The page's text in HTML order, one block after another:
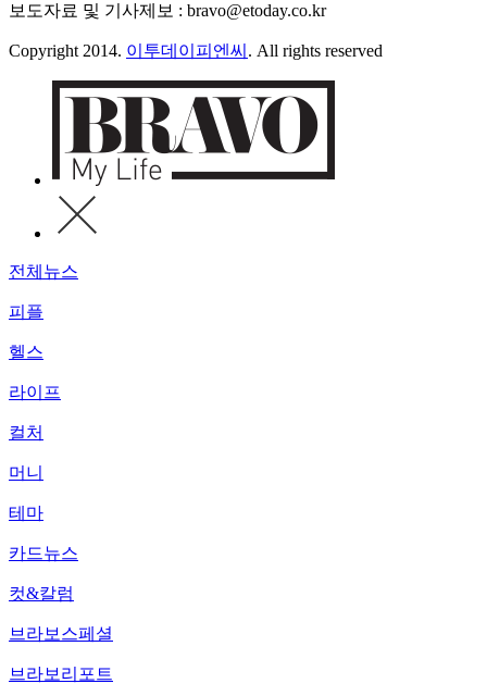
보도자료 및 기사제보 : bravo@etoday.co.kr
Copyright 2014. 이투데이피엔씨 . All rights reserved
전체뉴스
피플
헬스
라이프
컬처
머니
테마
카드뉴스
컷&칼럼
브라보스페셜
브라보리포트